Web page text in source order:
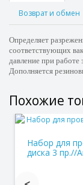
Возврат и обмен
Определяет
соответствующих
давление при работе
Дополняется
Похожие
Набор для
диска 3 пр.//